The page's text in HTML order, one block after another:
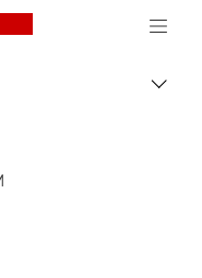
Canon Logo, back